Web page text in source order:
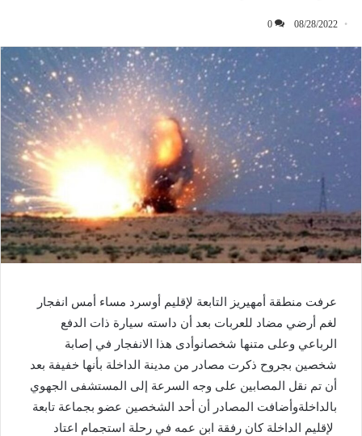
08/28/2022
0
عرفت منطقة أمهيريز التابعة لإقليم أوسرد مساء أمس انفجار
لغم أرضي مضاد للعربات بعد أن داسته سيارة ذات الدفع
الرباعي وعلى متنها شخصانوأدى هذا الانفجار في إصابة
شخصين بجروح ذكرت مصادر من مدينة الداخلة بأنها خفيفة بعد
أن تم نقل المصابين على وجه السرعة إلى المستشفى الجهوي
بالداخلةوأضافت المصادر أن أحد الشخصين عضو بجماعة تابعة
لإقليم الداخلة كان رفقة ابن عمه في رحلة استجمام اعتاد